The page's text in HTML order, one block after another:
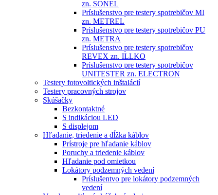
zn. SONEL
Príslušenstvo pre testery spotrebičov MI
zn. METREL
Príslušenstvo pre testery spotrebičov PU
zn. METRA
Príslušenstvo pre testery spotrebičov
REVEX zn. ILLKO
Príslušenstvo pre testery spotrebičov
UNITESTER zn. ELECTRON
Testery fotovoltických inštalácií
Testery pracovných strojov
Skúšačky
Bezkontaktné
S indikáciou LED
S displejom
Hľadanie, triedenie a dĺžka káblov
Prístroje pre hľadanie káblov
Poruchy a triedenie káblov
Hľadanie pod omietkou
Lokátory podzemných vedení
Príslušentvo pre lokátory podzemných
vedení